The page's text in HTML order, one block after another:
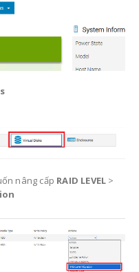
nâng cấp RAID LEVEL >